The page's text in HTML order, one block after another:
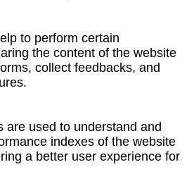
to perform certain
the content of the website
collect feedbacks, and
are used to understand and
indexes of the website
a better user experience for